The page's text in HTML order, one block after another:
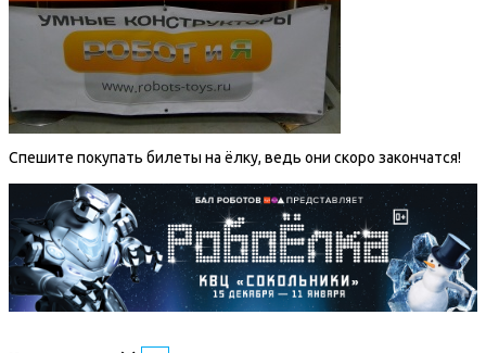
Спешите покупать билеты на ёлку, ведь они скоро закончатся!